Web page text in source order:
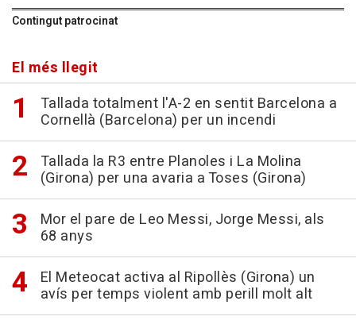
Contingut patrocinat
El més llegit
Tallada totalment l'A-2 en sentit Barcelona a
Cornellà (Barcelona) per un incendi
Tallada la R3 entre Planoles i La Molina
(Girona) per una avaria a Toses (Girona)
Mor el pare de Leo Messi, Jorge Messi, als
68 anys
El Meteocat activa al Ripollès (Girona) un
avís per temps violent amb perill molt alt